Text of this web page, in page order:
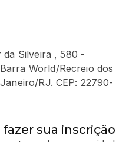
da Silveira , 580 -
World/Recreio dos
RJ. CEP: 22790-
sua inscrição